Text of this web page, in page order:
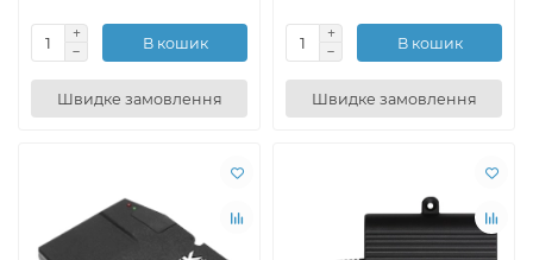
В кошик
Швидке замовлення
В кошик
Швидке замовлення